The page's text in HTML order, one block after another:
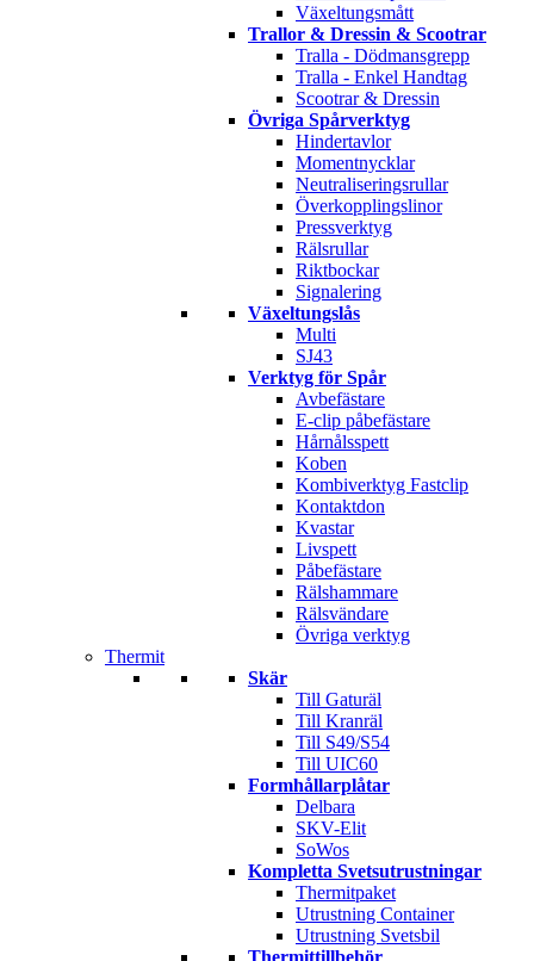
Växeltungsmått
Trallor & Dressin & Scootrar
Tralla - Dödmansgrepp
Tralla - Enkel Handtag
Scootrar & Dressin
Övriga Spårverktyg
Hindertavlor
Momentnycklar
Neutraliseringsrullar
Överkopplingslinor
Pressverktyg
Rälsrullar
Riktbockar
Signalering
Växeltungslås
Multi
SJ43
Verktyg för Spår
Avbefästare
E-clip påbefästare
Hårnålsspett
Koben
Kombiverktyg Fastclip
Kontaktdon
Kvastar
Livspett
Påbefästare
Rälshammare
Rälsvändare
Övriga verktyg
Thermit
Skär
Till Gaturäl
Till Kranräl
Till S49/S54
Till UIC60
Formhållarplåtar
Delbara
SKV-Elit
SoWos
Kompletta Svetsutrustningar
Thermitpaket
Utrustning Container
Utrustning Svetsbil
Thermittillbehör